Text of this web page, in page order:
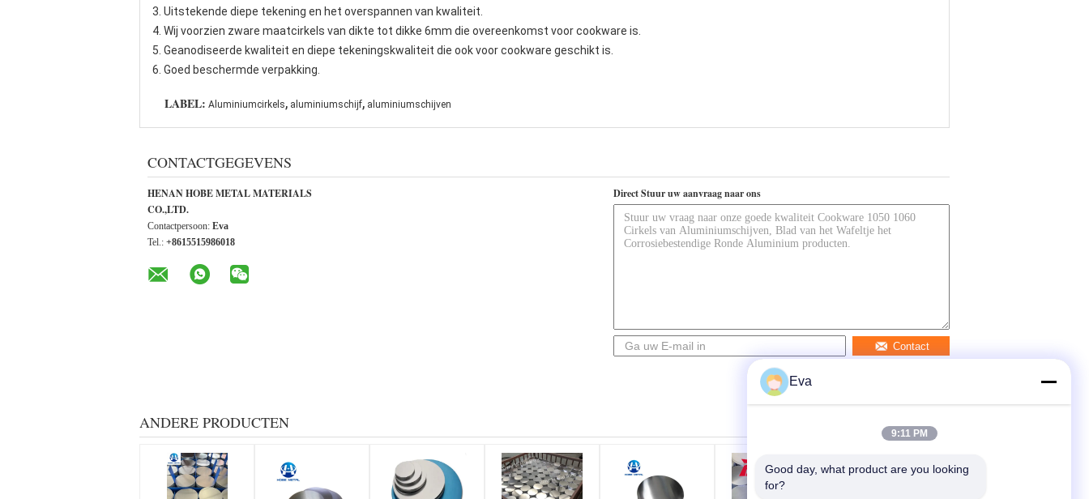
3. Uitstekende diepe tekening en het overspannen van kwaliteit.
4. Wij voorzien zware maatcirkels van dikte tot dikke 6mm die overeenkomst voor cookware is.
5. Geanodiseerde kwaliteit en diepe tekeningskwaliteit die ook voor cookware geschikt is.
6. Goed beschermde verpakking.
LABEL: Aluminiumcirkels, aluminiumschijf, aluminiumschijven
CONTACTGEGEVENS
HENAN HOBE METAL MATERIALS
CO.,LTD.
Contactpersoon: Eva
Tel.: +8615515986018
Direct Stuur uw aanvraag naar ons
Contact
ANDERE PRODUCTEN
Eva
9:11 PM
Good day, what product are you looking
for?